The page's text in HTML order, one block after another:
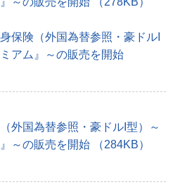
保険（外国為替参照・豪ドルI
アム』～の販売を開始
外国為替参照・豪ドルI型）～
～の販売を開始 （284KB）